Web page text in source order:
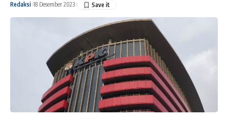
Redaksi 18 Desember 2023